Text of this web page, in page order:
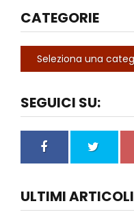
CATEGORIE
SEGUICI SU:
ULTIMI ARTICOLI